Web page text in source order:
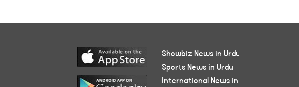
Showbiz News in Urdu
Sports News in Urdu
International News in